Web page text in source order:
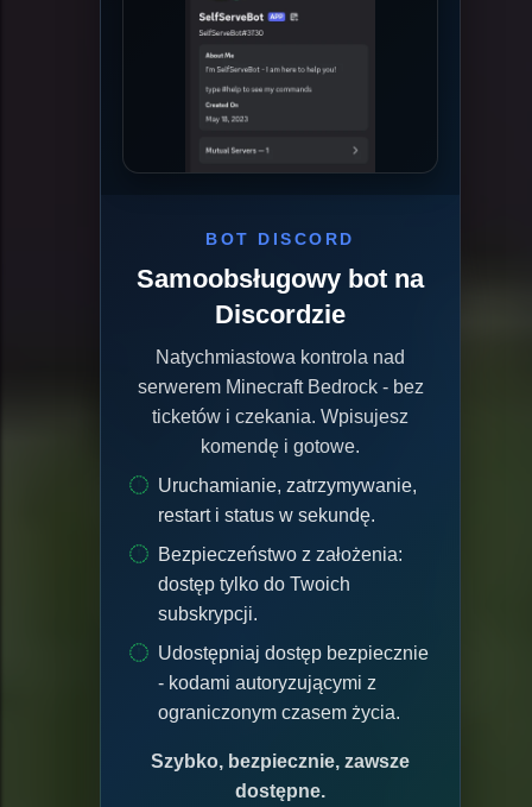
BOT DISCORD
Samoobsługowy bot na
Discordzie
Natychmiastowa kontrola nad
serwerem Minecraft Bedrock - bez
ticketów i czekania. Wpisujesz
komendę i gotowe.
Uruchamianie, zatrzymywanie,
restart i status w sekundę.
Bezpieczeństwo z założenia:
dostęp tylko do Twoich
subskrypcji.
Udostępniaj dostęp bezpiecznie
- kodami autoryzującymi z
ograniczonym czasem życia.
Szybko, bezpiecznie, zawsze
dostępne.